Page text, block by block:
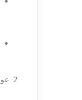
2- عوامل مرضية